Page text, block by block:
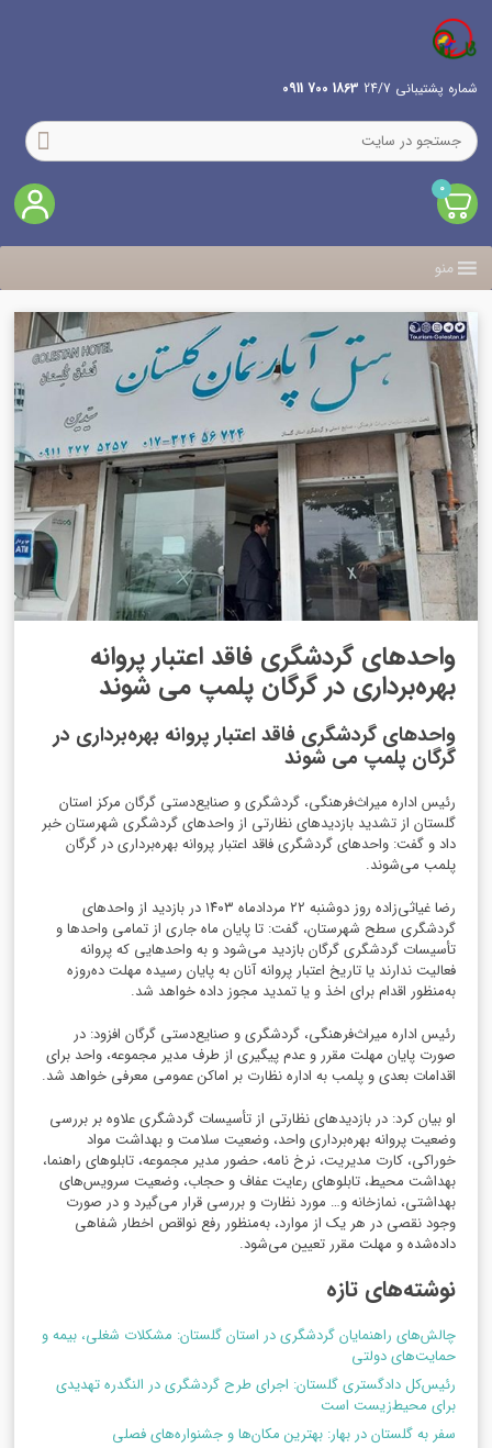
شماره پشتیبانی 24/7 1863 700 0911
0
منو
واحدهای گردشگری فاقد اعتبار پروانه
بهره‌برداری در گرگان پلمپ می شوند
واحدهای گردشگری فاقد اعتبار پروانه بهره‌برداری در
گرگان پلمپ می شوند
رئیس اداره میراث‌فرهنگی، گردشگری و صنایع‌دستی گرگان مرکز استان
گلستان از تشدید بازدیدهای نظارتی از واحدهای گردشگری شهرستان خبر
داد و گفت: واحدهای گردشگری فاقد اعتبار پروانه بهره‌برداری در گرگان
پلمب می‌شوند.
رضا غیاثی‌زاده روز دوشنبه ۲۲ مردادماه ۱۴۰۳ در بازدید از واحدهای
گردشگری سطح شهرستان، گفت: تا پایان ماه جاری از تمامی واحدها و
تأسیسات گردشگری گرگان بازدید می‌شود و به واحدهایی که پروانه
فعالیت ندارند یا تاریخ اعتبار پروانه آنان به پایان رسیده مهلت ده‌روزه
به‌منظور اقدام برای اخذ و یا تمدید مجوز داده خواهد شد.
رئیس اداره میراث‌فرهنگی، گردشگری و صنایع‌دستی گرگان افزود: در
صورت پایان مهلت مقرر و عدم پیگیری از طرف مدیر مجموعه، واحد برای
اقدامات بعدی و پلمب به اداره نظارت بر اماکن عمومی معرفی خواهد شد.
او بیان کرد: در بازدیدهای نظارتی از تأسیسات گردشگری علاوه بر بررسی
وضعیت پروانه بهره‌برداری واحد، وضعیت سلامت و بهداشت مواد
خوراکی، کارت مدیریت، نرخ نامه، حضور مدیر مجموعه، تابلوهای راهنما،
بهداشت محیط، تابلوهای رعایت عفاف و حجاب، وضعیت سرویس‌های
بهداشتی، نمازخانه و… مورد نظارت و بررسی قرار می‌گیرد و در صورت
وجود نقصی در هر یک از موارد، به‌منظور رفع نواقص اخطار شفاهی
داده‌شده و مهلت مقرر تعیین می‌شود.
نوشته‌های تازه
چالش‌های راهنمایان گردشگری در استان گلستان: مشکلات شغلی، بیمه و
حمایت‌های دولتی
رئیس‌کل دادگستری گلستان: اجرای طرح گردشگری در النگدره تهدیدی
برای محیط‌زیست است
سفر به گلستان در بهار: بهترین مکان‌ها و جشنواره‌های فصلی